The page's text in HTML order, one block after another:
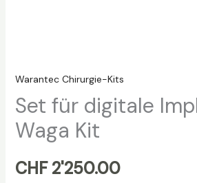
Warantec Chirurgie-Kits
Set für digitale
Waga Kit
CHF2'250.00